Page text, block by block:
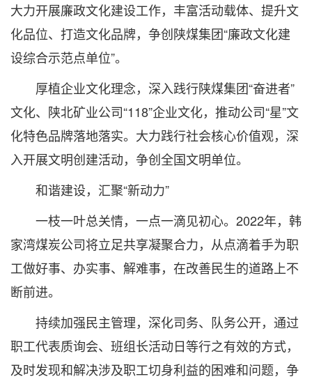
大力开展廉政文化建设工作，丰富活动载体、提升文
化品位、打造文化品牌，争创陕煤集团“廉政文化建
设综合示范点单位”。
厚植企业文化理念，深入践行陕煤集团“奋进者”
文化、陕北矿业公司“118”企业文化，推动公司“星”文
化特色品牌落地落实。大力践行社会核心价值观，深
入开展文明创建活动，争创全国文明单位。
和谐建设，汇聚“新动力”
一枝一叶总关情，一点一滴见初心。2022年，韩
家湾煤炭公司将立足共享凝聚合力，从点滴着手为职
工做好事、办实事、解难事，在改善民生的道路上不
断前进。
持续加强民主管理，深化司务、队务公开，通过
职工代表质询会、班组长活动日等行之有效的方式，
及时发现和解决涉及职工切身利益的困难和问题，争